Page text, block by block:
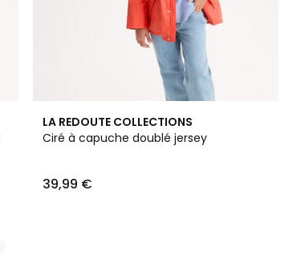
LA REDOUTE COLLECTIONS
Ciré à capuche doublé jersey
39,99 €